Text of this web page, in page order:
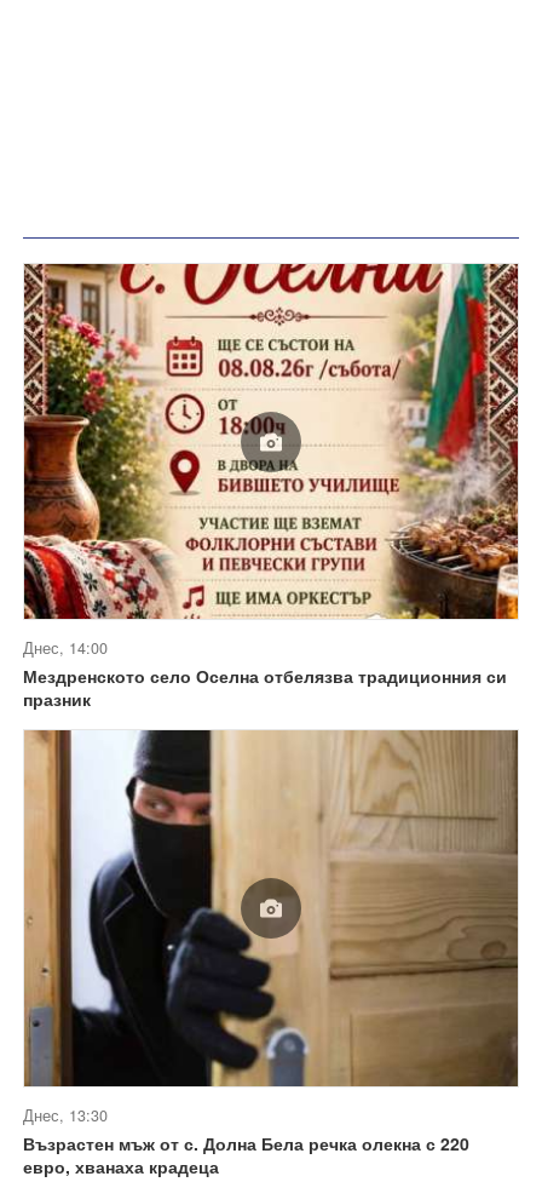
Днес, 14:00
Мездренското село Оселна отбелязва традиционния си
празник
Днес, 13:30
Възрастен мъж от с. Долна Бела речка олекна с 220
евро, хванаха крадеца